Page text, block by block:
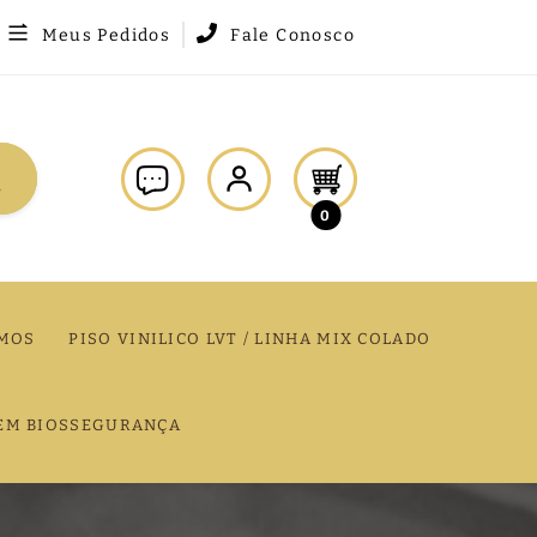
Meus Pedidos Fale Conosco
0
PISO VINILICO LVT / LINHA MIX COLADO
BIOSSEGURANÇA